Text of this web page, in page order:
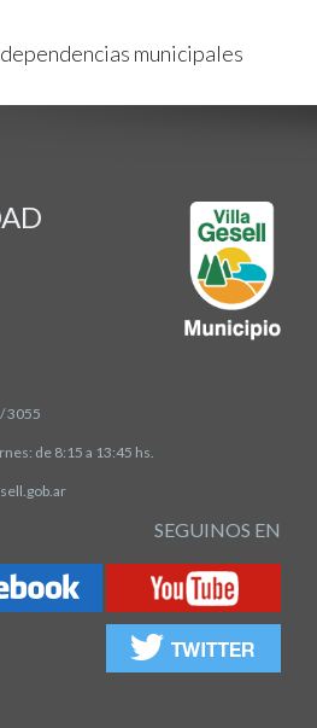
municipales
3055
de 8:15 a 13:45 hs.
SEGUINOS EN